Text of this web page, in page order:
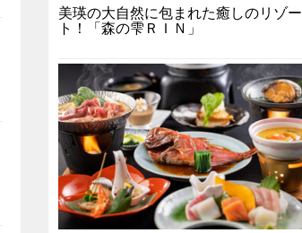
美瑛の大自然に包まれた癒しのリゾー
ト！「森の雫ＲＩＮ」